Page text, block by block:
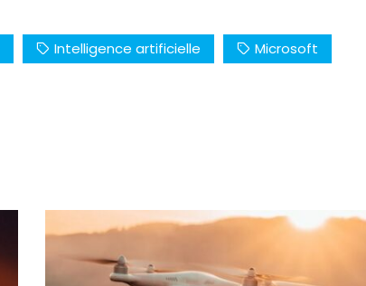
Intelligence artificielle
Microsoft